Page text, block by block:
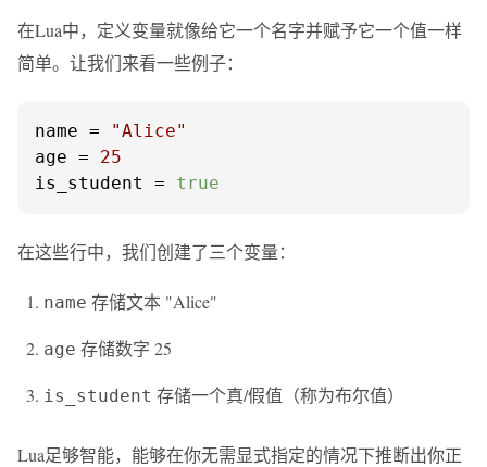
在Lua中，定义变量就像给它一个名字并赋予它一个值一样
简单。让我们来看一些例子：
name =
"Alice"
age = 25
is_student = true
在这些行中，我们创建了三个变量：
name 存储文本 "Alice"
age 存储数字 25
is_student 存储一个真/假值（称为布尔值）
Lua足够智能，能够在你无需显式指定的情况下推断出你正